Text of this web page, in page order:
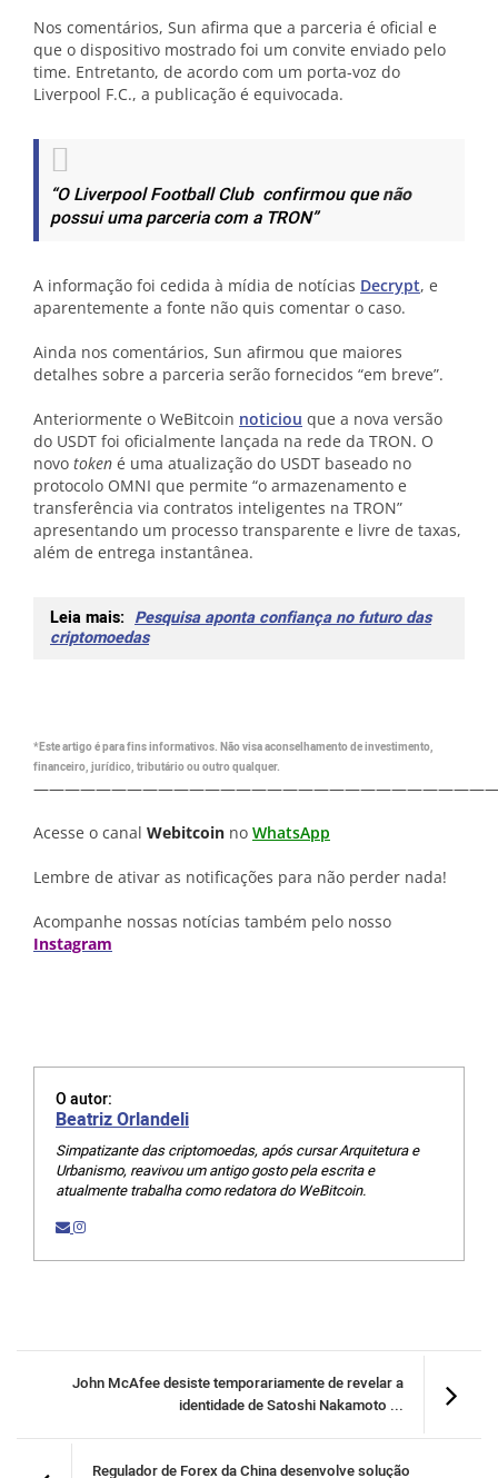
Nos comentários, Sun afirma que a parceria é oficial e
que o dispositivo mostrado foi um convite enviado pelo
time. Entretanto, de acordo com um porta-voz do
Liverpool F.C., a publicação é equivocada.
“O Liverpool Football Club confirmou quenão
possui uma parceria com a TRON”
A informação foi cedida à mídia de notícias Decrypt, e
aparentemente a fonte não quis comentar o caso.
Ainda nos comentários, Sun afirmou que maiores
detalhes sobre a parceria serão fornecidos “em breve”.
Anteriormente o WeBitcoin noticiou que a nova versão
do USDT foi oficialmente lançada na rede da TRON. O
novo token é uma atualização do USDT baseado no
protocolo OMNI que permite “o armazenamento e
transferência via contratos inteligentes na TRON”
apresentando um processo transparente e livre de taxas,
além de entrega instantânea.
Leia mais: Pesquisa aponta confiança no futuro das
criptomoedas
*Este artigo é para fins informativos. Não visa aconselhamento de investimento,
financeiro, jurídico, tributário ou outro qualquer.
Acesse o canal Webitcoin no WhatsApp
Lembre de ativar as notificações para não perder nada!
Acompanhe nossas notícias também pelo nosso
Instagram
O autor:
Beatriz Orlandeli
Simpatizante das criptomoedas, após cursar Arquitetura e
Urbanismo, reavivou um antigo gosto pela escrita e
atualmente trabalha como redatora do WeBitcoin.
John McAfee desiste temporariamente de revelar a
identidade de Satoshi Nakamoto ...
Regulador de Forex da China desenvolve solução